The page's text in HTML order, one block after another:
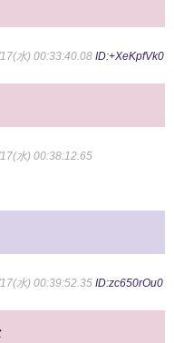
17(水) 00:33:40.08 ID:+XeKpfVk0
17(水) 00:38:12.65
17(水) 00:39:52.35 ID:zc650rOu0